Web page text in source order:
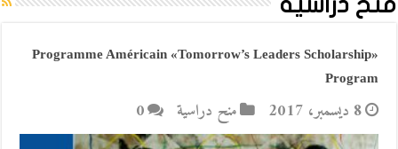
منح دراسية
«Programme Américain «Tomorrow’s Leaders Scholarship
Program
8 ديسمبر، 2017 منح دراسية 0